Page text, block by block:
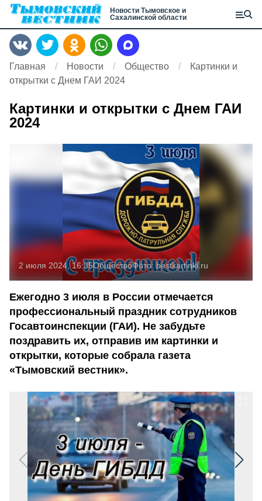
Новости Тымовское и
Сахалинской области
Главная Новости Общество
Картинки и
открытки с Днем ГАИ 2024
Картинки и открытки с Днем ГАИ
2024
2 июля 2024, 16:35ОбществоФото:bestkartinki.ru
Ежегодно 3 июля в России отмечается
профессиональный праздник сотрудников
Госавтоинспекции (ГАИ). Не забудьте
поздравить их, отправив им картинки и
открытки, которые собрала газета
«Тымовский вестник».